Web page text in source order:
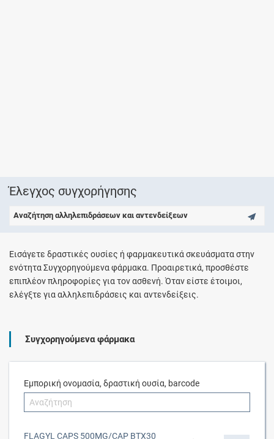
Έλεγχος συγχορήγησης
Αναζήτηση αλληλεπιδράσεων και αντενδείξεων
Εισάγετε δραστικές ουσίες ή φαρμακευτικά σκευάσματα στην
ενότητα Συγχορηγούμενα φάρμακα. Προαιρετικά, προσθέστε
επιπλέον πληροφορίες για τον ασθενή. Όταν είστε έτοιμοι,
ελέγξτε για αλληλεπιδράσεις και αντενδείξεις.
Συγχορηγούμενα φάρμακα
Εμπορική ονομασία, δραστική ουσία, barcode
FLAGYL CAPS 500MG/CAP BTX30